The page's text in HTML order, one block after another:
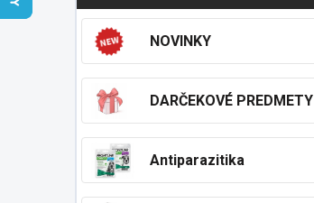
č
NOVINKY
DARČEKOVÉ PREDMETY
Antiparazitika